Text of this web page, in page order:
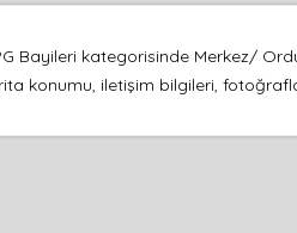
Bayileri kategorisinde Merkez/
konumu, iletişim bilgileri,